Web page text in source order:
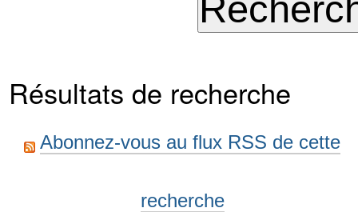
Résultats de recherche
Abonnez-vous au flux RSS de cette
recherche